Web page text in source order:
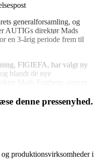
generalforsamling, og
AUTIGs direktør Mads
en 3-årig periode frem til
FIGIEFA, har valgt ny
blandt de nye
Mads Engberg, som er
denne pressenyhed.
produktionsvirksomheder i